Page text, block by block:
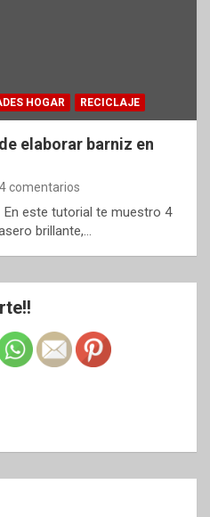
HOGAR RECICLAJE
elaborar barniz en
4 comentarios
este tutorial te muestro 4
brillante,…